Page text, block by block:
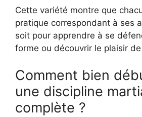
Cette variété montre que
pratique correspondant à ses
soit pour apprendre à se
forme ou découvrir le plaisir
Comment bien
une discipline
complète ?